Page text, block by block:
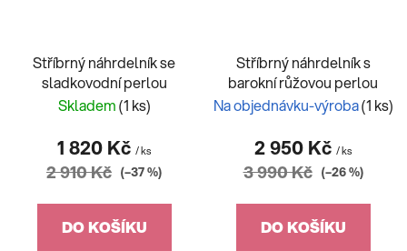
Stříbrný náhrdelník se
sladkovodní perlou
Skladem(1 ks)
1 820 Kč / ks
2 910 Kč (–37 %)
DO KOŠÍKU
Stříbrný náhrdelník s
barokní růžovou perlou
Na objednávku-výroba(1 ks)
2 950 Kč / ks
3 990 Kč (–26 %)
DO KOŠÍKU